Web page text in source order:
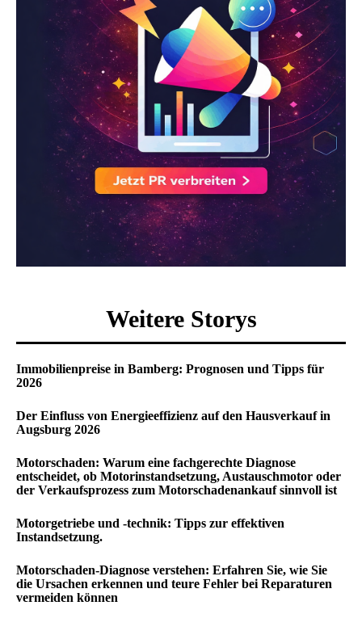
Weitere Storys
Immobilienpreise in Bamberg: Prognosen und Tipps für
2026
Der Einfluss von Energieeffizienz auf den Hausverkauf in
Augsburg 2026
Motorschaden: Warum eine fachgerechte Diagnose
entscheidet, ob Motorinstandsetzung, Austauschmotor oder
der Verkaufsprozess zum Motorschadenankauf sinnvoll ist
Motorgetriebe und -technik: Tipps zur effektiven
Instandsetzung.
Motorschaden-Diagnose verstehen: Erfahren Sie, wie Sie
die Ursachen erkennen und teure Fehler bei Reparaturen
vermeiden können